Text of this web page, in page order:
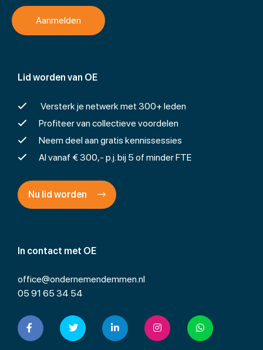
In contact met OE
office@ondernemendemmen.nl
05 91 65 34 54
Lid worden van OE
Versterk je netwerk met 300+ leden
Profiteer van collectieve voordelen
Neem deel aan gratis kennissessies
Al vanaf € 300,- p.j. bij 5 of minder FTE
Nu lid worden